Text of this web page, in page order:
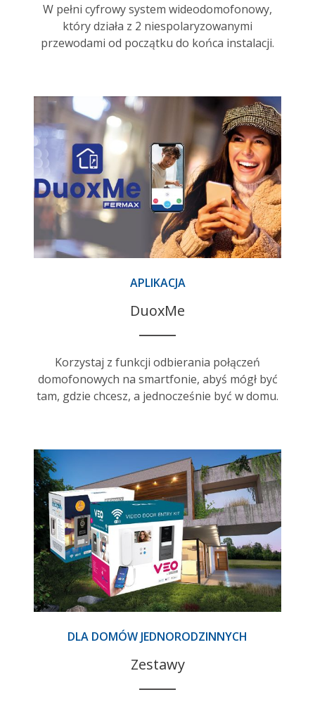
W pełni cyfrowy system wideodomofonowy,
który działa z 2 niespolaryzowanymi
przewodami od początku do końca instalacji.
APLIKACJA
DuoxMe
Korzystaj z funkcji odbierania połączeń
domofonowych na smartfonie, abyś mógł być
tam, gdzie chcesz, a jednocześnie być w domu.
DLA DOMÓW JEDNORODZINNYCH
Zestawy